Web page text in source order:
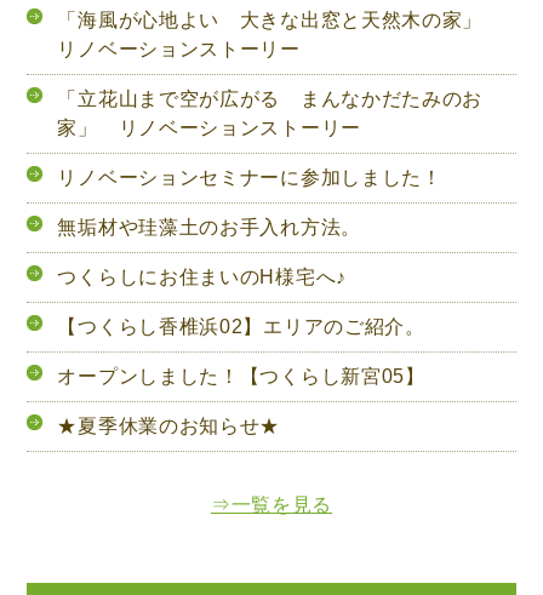
「海風が心地よい 大きな出窓と天然木の家」
リノベーションストーリー
「立花山まで空が広がる まんなかだたみのお
家」 リノベーションストーリー
リノベーションセミナーに参加しました！
無垢材や珪藻土のお手入れ方法。
つくらしにお住まいのH様宅へ♪
【つくらし香椎浜02】エリアのご紹介。
オープンしました！【つくらし新宮05】
★夏季休業のお知らせ★
⇒一覧を見る